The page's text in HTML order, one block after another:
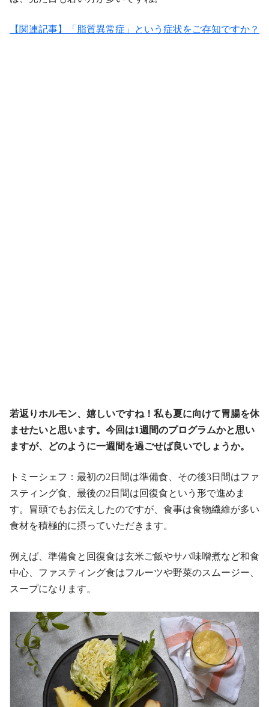
【関連記事】「脂質異常症」という症状をご存知ですか？
若返りホルモン、嬉しいですね！私も夏に向けて胃腸を休
ませたいと思います。今回は1週間のプログラムかと思い
ますが、どのように一週間を過ごせば良いでしょうか。
トミーシェフ：最初の2日間は準備食、その後3日間はファ
スティング食、最後の2日間は回復食という形で進めま
す。冒頭でもお伝えしたのですが、食事は食物繊維が多い
食材を積極的に摂っていただきます。
例えば、準備食と回復食は玄米ご飯やサバ味噌煮など和食
中心、ファスティング食はフルーツや野菜のスムージー、
スープになります。